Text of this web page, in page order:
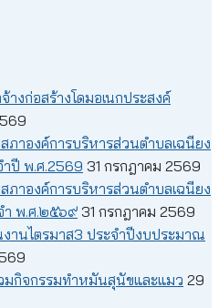
างก่อสร้างโดมอเนกประสงค์
ภาองค์การบริหารส่วนตำบลเฉนียง
ปี พ.ศ.2569 31 กรกฎาคม 2569
ภาองค์การบริหารส่วนตำบลเฉนียง
พ.ศ.๒๕๖๙31 กรกฎาคม 2569
งานไตรมาส3 ประจำปีงบประมาณ
กิจกรรมทำหมันสุนัขและแมว 29